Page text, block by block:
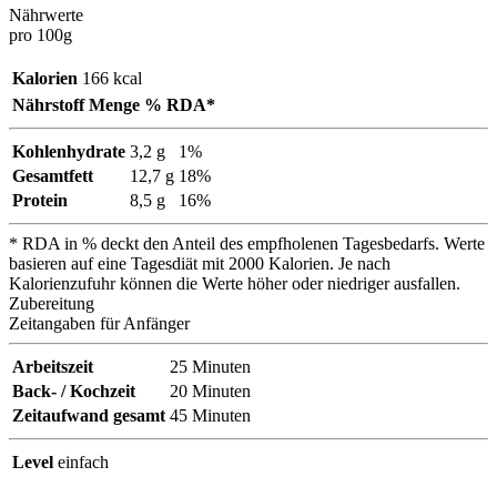
Nährwerte
pro 100g
Kalorien 166 kcal
Nährstoff Menge % RDA*
Kohlenhydrate 3,2 g
1%
Gesamtfett
12,7 g 18%
Protein
8,5 g 16%
* RDA in % deckt den Anteil des empfholenen Tagesbedarfs. Werte
basieren auf eine Tagesdiät mit 2000 Kalorien. Je nach
Kalorienzufuhr können die Werte höher oder niedriger ausfallen.
Zubereitung
Zeitangaben für Anfänger
Arbeitszeit 25 Minuten
Back- / Kochzeit
20 Minuten
Zeitaufwand gesamt 45 Minuten
Level einfach